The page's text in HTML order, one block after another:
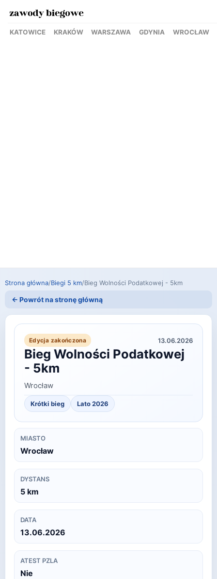
KATOWICE KRAKÓW WARSZAWA GDYNIA WROCŁAW
Strona główna/Biegi 5 km/Bieg Wolności Podatkowej - 5km
← Powrót na stronę główną
Edycja zakończona 13.06.2026
Bieg Wolności Podatkowej
- 5km
Wrocław
Krótki bieg Lato 2026
MIASTO
Wrocław
DYSTANS
5 km
DATA
13.06.2026
ATEST PZLA
Nie